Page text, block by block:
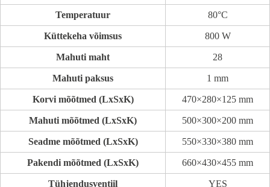
Temperatuur 80°C
Küttekeha võimsus 800 W
Mahuti maht 28
Mahuti paksus 1 mm
Korvi mõõtmed (LxSxK) 470×280×125 mm
Mahuti mõõtmed (LxSxK) 500×300×200 mm
Seadme mõõtmed (LxSxK) 550×330×380 mm
Pakendi mõõtmed (LxSxK) 660×430×455 mm
Tühjendusventiil YES